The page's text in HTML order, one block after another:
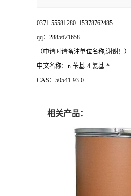
0371-55581280 15378762485
qq：2885671658
（申请时请备注单位名称,谢谢！）
中文名称：n-苄基-4-氨基-*
CAS：50541-93-0
相关产品：